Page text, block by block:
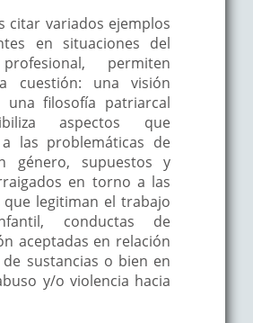
citar variados ejemplos
en situaciones del
permiten
cuestión: una visión
una filosofía patriarcal
aspectos que
las problemáticas de
género, supuestos y
en torno a las
que legitiman el trabajo
conductas de
aceptadas en relación
sustancias o bien en
y/o violencia hacia